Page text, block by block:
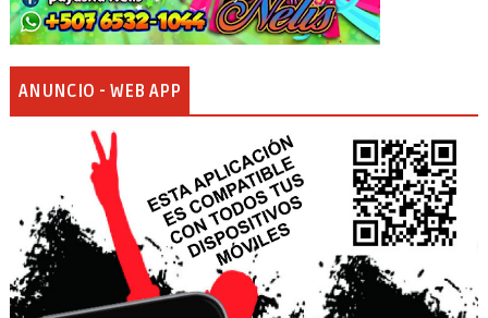
ANUNCIO - WEB APP